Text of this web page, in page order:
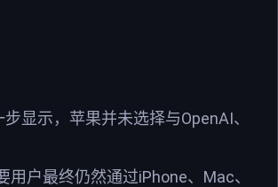
显示，苹果并未选择与OpenAI、
户最终仍然通过iPhone、Mac、